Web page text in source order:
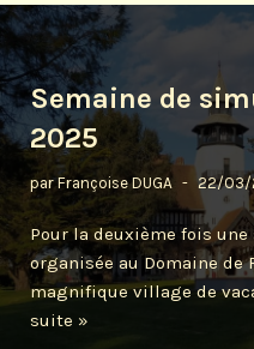
Semaine de
2025
parFrançoise DUGA 22/03/
Pour la deuxième fois
organisée au Domaine de
magnifique village de
suite »